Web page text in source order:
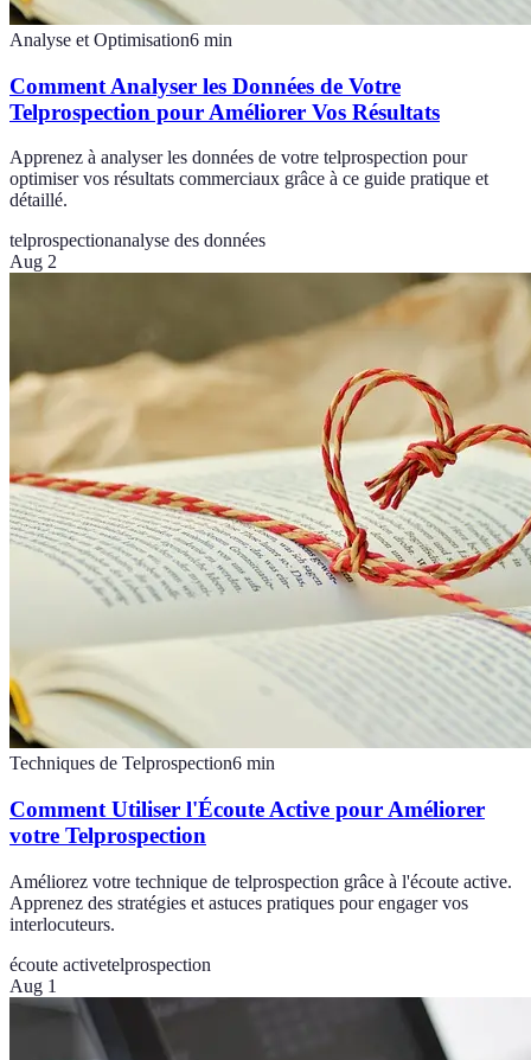
Analyse et Optimisation6 min
Comment Analyser les Données de Votre
Telprospection pour Améliorer Vos Résultats
Apprenez à analyser les données de votre telprospection pour
optimiser vos résultats commerciaux grâce à ce guide pratique et
détaillé.
telprospectionanalyse des données
Aug 2
Techniques de Telprospection6 min
Comment Utiliser l'Écoute Active pour Améliorer
votre Telprospection
Améliorez votre technique de telprospection grâce à l'écoute active.
Apprenez des stratégies et astuces pratiques pour engager vos
interlocuteurs.
écoute activetelprospection
Aug 1